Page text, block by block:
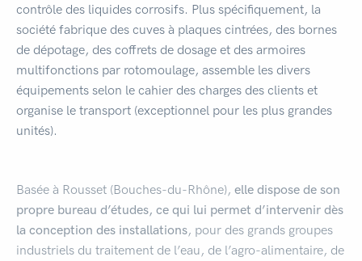
contrôle des liquides corrosifs. Plus spécifiquement, la
société fabrique des cuves à plaques cintrées, des bornes
de dépotage, des coffrets de dosage et des armoires
multifonctions par rotomoulage, assemble les divers
équipements selon le cahier des charges des clients et
organise le transport (exceptionnel pour les plus grandes
unités).
Basée à Rousset (Bouches-du-Rhône), elle dispose de son
propre bureau d’études, ce qui lui permet d’intervenir dès
la conception des installations, pour des grands groupes
industriels du traitement de l’eau, de l’agro-alimentaire, de